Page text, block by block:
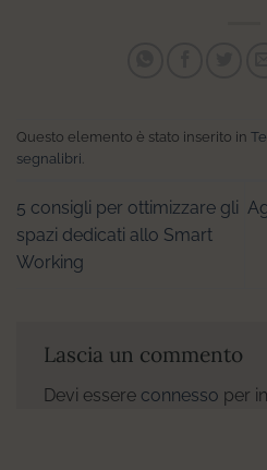
Questo elemento è stato inserito in
segnalibri.
5 consigli per ottimizzare gli
spazi dedicati allo Smart
Working
Lascia un commento
Devi essere connesso per